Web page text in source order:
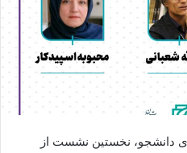
دانشجو، نخستین نشست از